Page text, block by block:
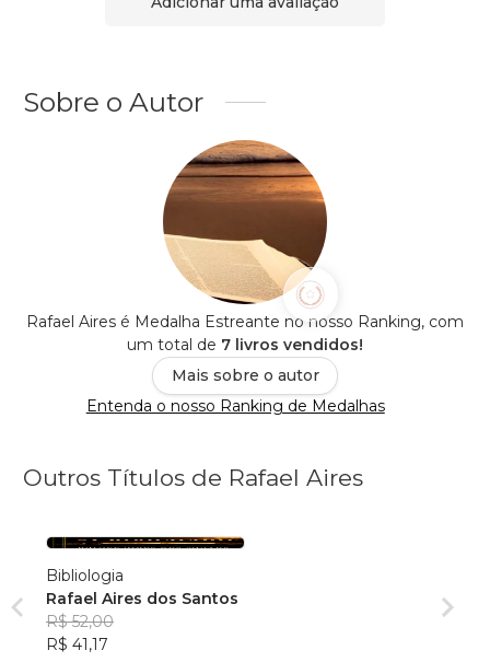
Sobre o Autor
Rafael Aires é Medalha Estreante no nosso Ranking, com
um total de 7 livros vendidos!
Mais sobre o autor
Entenda o nosso Ranking de Medalhas
Outros Títulos de Rafael Aires
Bibliologia
Rafael Aires dos Santos
R$ 52,00
R$ 41,17